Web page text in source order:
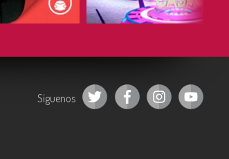
COMPARTIR
Síguenos